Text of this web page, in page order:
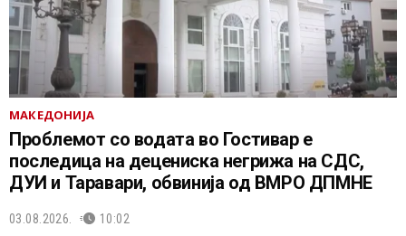
МАКЕДОНИЈА
Проблемот со водата во Гостивар е
последица на децениска негрижа на СДС,
ДУИ и Таравари, обвинија од ВМРО ДПМНЕ
03.08.2026. 10:02